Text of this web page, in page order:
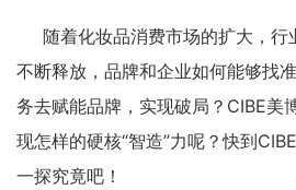
随着化妆品消费市场的扩大，行
不断释放，品牌和企业如何能够找
务去赋能品牌，实现破局？CIBE美
现怎样的硬核“智造”力呢？快到
一探究竟吧！